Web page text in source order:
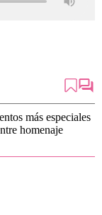
más especiales
homenaje